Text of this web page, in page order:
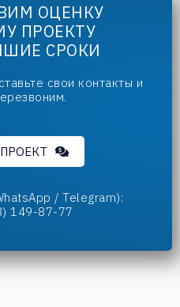
ОЦЕНКУ
ПРОЕКТУ
СРОКИ
свои контакты и
/ Telegram):
149-87-77